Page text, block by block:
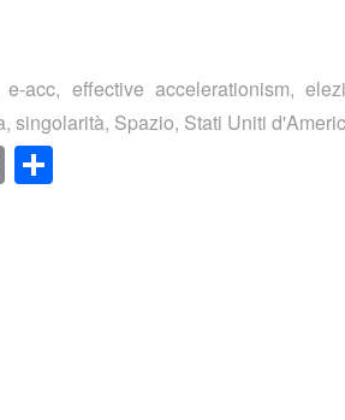
e-acc, effective accelerationism,
,singolarità, Spazio, Stati Uniti
Email